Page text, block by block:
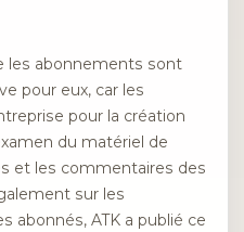
les abonnements sont
pour eux, car les
pour la création
du matériel de
et les commentaires des
sur les
abonnés, ATK a publié ce